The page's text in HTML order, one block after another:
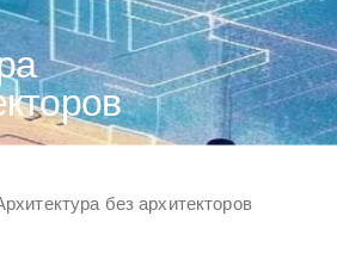
без архитекторов